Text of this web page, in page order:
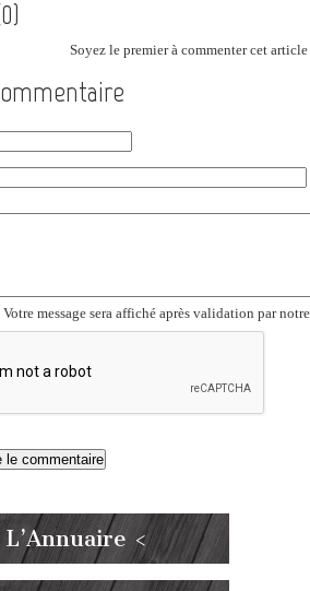
Soyez le premier à commenter cet article
message sera affiché après validation par
<